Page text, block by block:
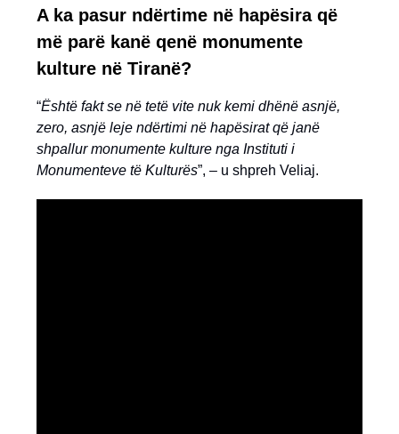
A ka pasur ndërtime në hapësira që
më parë kanë qenë monumente
kulture në Tiranë?
“Është fakt se në tetë vite nuk kemi dhënë asnjë,
zero, asnjë leje ndërtimi në hapësirat që janë
shpallur monumente kulture nga Instituti i
Monumenteve të Kulturës”, – u shpreh Veliaj.